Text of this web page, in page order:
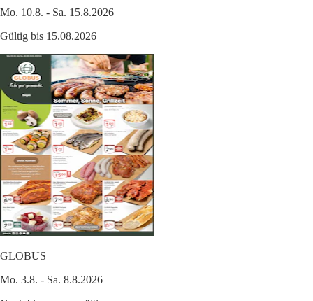
Mo. 10.8. - Sa. 15.8.2026
Gültig bis 15.08.2026
GLOBUS
Mo. 3.8. - Sa. 8.8.2026